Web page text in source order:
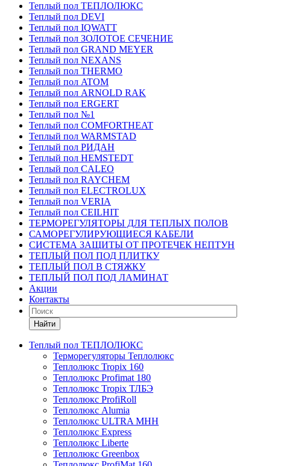
Теплый пол ТЕПЛОЛЮКС
Теплый пол DEVI
Теплый пол IQWATT
Теплый пол ЗОЛОТОЕ СЕЧЕНИЕ
Теплый пол GRAND MEYER
Теплый пол NEXANS
Теплый пол THERMO
Теплый пол ATOM
Теплый пол ARNOLD RAK
Теплый пол ERGERT
Теплый пол №1
Теплый пол COMFORTHEAT
Теплый пол WARMSTAD
Теплый пол РИДАН
Теплый пол HEMSTEDT
Теплый пол CALEO
Теплый пол RAYCHEM
Теплый пол ELECTROLUX
Теплый пол VERIA
Теплый пол CEILHIT
ТЕРМОРЕГУЛЯТОРЫ ДЛЯ ТЕПЛЫХ ПОЛОВ
САМОРЕГУЛИРУЮЩИЕСЯ КАБЕЛИ
СИСТЕМА ЗАЩИТЫ ОТ ПРОТЕЧЕК НЕПТУН
ТЕПЛЫЙ ПОЛ ПОД ПЛИТКУ
ТЕПЛЫЙ ПОЛ В СТЯЖКУ
ТЕПЛЫЙ ПОЛ ПОД ЛАМИНАТ
Акции
Контакты
Найти
Теплый пол ТЕПЛОЛЮКС
Терморегуляторы Теплолюкс
Теплолюкс Tropix 160
Теплолюкс Profimat 180
Теплолюкс Tropix ТЛБЭ
Теплолюкс ProfiRoll
Теплолюкс Alumia
Теплолюкс ULTRA МНН
Теплолюкс Express
Теплолюкс Liberte
Теплолюкс Greenbox